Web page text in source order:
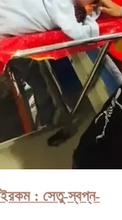
: সেতু-স্বপ্ন-